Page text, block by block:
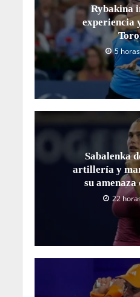
Rybakina
experiencia
5
Sabalenka
artillería y
su
22